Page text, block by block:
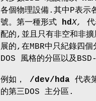
各個物理設備.其中P表示
號。第一種形式 hdX,
配的,並且只有非空和非
展的,在MBR中只紀錄四
DOS 風格的分區以及
例如， /dev/hda 代表
的第三DOS 主分區.